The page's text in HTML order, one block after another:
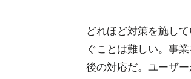
どれほど対策を施し
ぐことは難しい。事
後の対応だ。ユーザ